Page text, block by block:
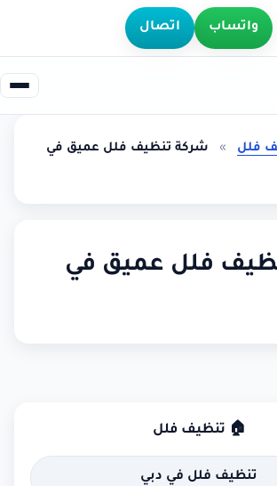
واتساب اتصال
فلل »
شركة تنظيف فلل عميق في
فلل عميق في
🏠 تنظيف فلل
تنظيف فلل في دبي